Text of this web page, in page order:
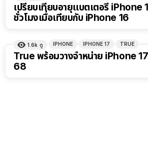
เปรียบเทียบอายุแบตเตอรี่ iPhone
ชั่วโมงเมื่อเทียบกับ iPhone 16
1.6k ดู IPHONE IPHONE 17 TRUE
True พร้อมวางจำหน่าย iPhone
68